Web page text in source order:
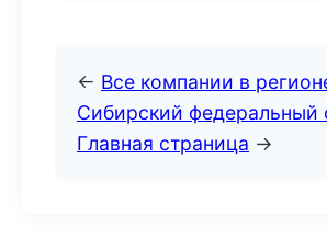
← Все компании в
Сибирский федеральный
Главная страница →